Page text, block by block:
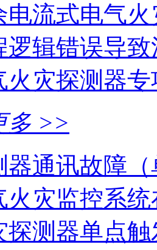
流式电气火
辑错误导致
火灾探测器
多 >>
器通讯故障
灾监控系统
探测器单点